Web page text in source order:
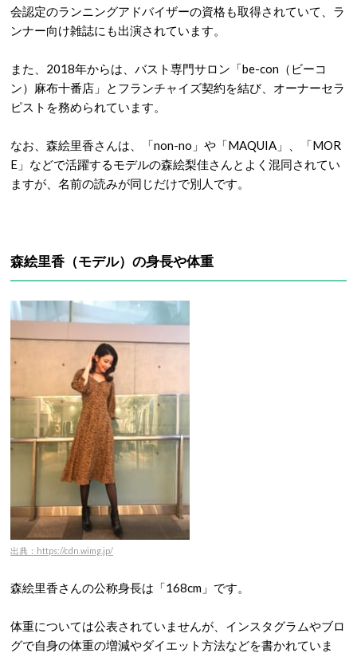
会認定のランニングアドバイザーの資格も取得されていて、ラ
ンナー向け雑誌にも出演されています。
また、2018年からは、バスト専門サロン「be-con（ビーコ
ン）麻布十番店」とフランチャイズ契約を結び、オーナーセラ
ピストを務められています。
なお、森絵里香さんは、「non-no」や「MAQUIA」、「MOR
E」などで活躍するモデルの森絵梨佳さんとよく混同されてい
ますが、名前の読みが同じだけで別人です。
森絵里香（モデル）の身長や体重
出典：https://cdn.wimg.jp/
森絵里香さんの公称身長は「168cm」です。
体重については公表されていませんが、インスタグラムやブロ
グで自身の体重の増減やダイエット方法などを書かれていま